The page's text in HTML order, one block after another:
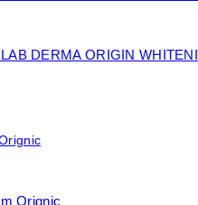
DERMA ORIGIN
Orignic